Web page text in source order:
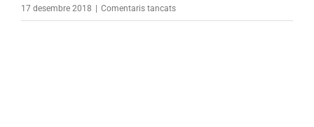
17 desembre 2018 Comentaris tancatsa